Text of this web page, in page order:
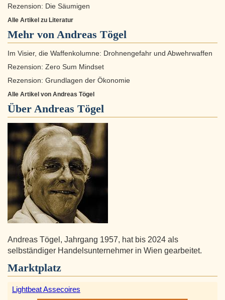
Rezension: Die Säumigen
Alle Artikel zu Literatur
Mehr von Andreas Tögel
Im Visier, die Waffenkolumne: Drohnengefahr und Abwehrwaffen
Rezension: Zero Sum Mindset
Rezension: Grundlagen der Ökonomie
Alle Artikel von Andreas Tögel
Über Andreas Tögel
Andreas Tögel, Jahrgang 1957, hat bis 2024 als
selbständiger Handelsunternehmer in Wien gearbeitet.
Marktplatz
Lightbeat Assecoires